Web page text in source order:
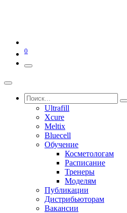
0
Ultrafill
Xcure
Meltix
Bluecell
Обучение
Косметологам
Расписание
Тренеры
Моделям
Публикации
Дистрибьюторам
Вакансии